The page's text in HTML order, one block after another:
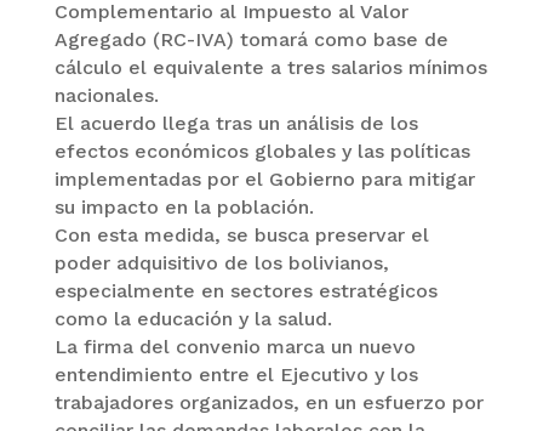
Complementario al Impuesto al Valor
Agregado (RC-IVA) tomará como base de
cálculo el equivalente a tres salarios mínimos
nacionales.
El acuerdo llega tras un análisis de los
efectos económicos globales y las políticas
implementadas por el Gobierno para mitigar
su impacto en la población.
Con esta medida, se busca preservar el
poder adquisitivo de los bolivianos,
especialmente en sectores estratégicos
como la educación y la salud.
La firma del convenio marca un nuevo
entendimiento entre el Ejecutivo y los
trabajadores organizados, en un esfuerzo por